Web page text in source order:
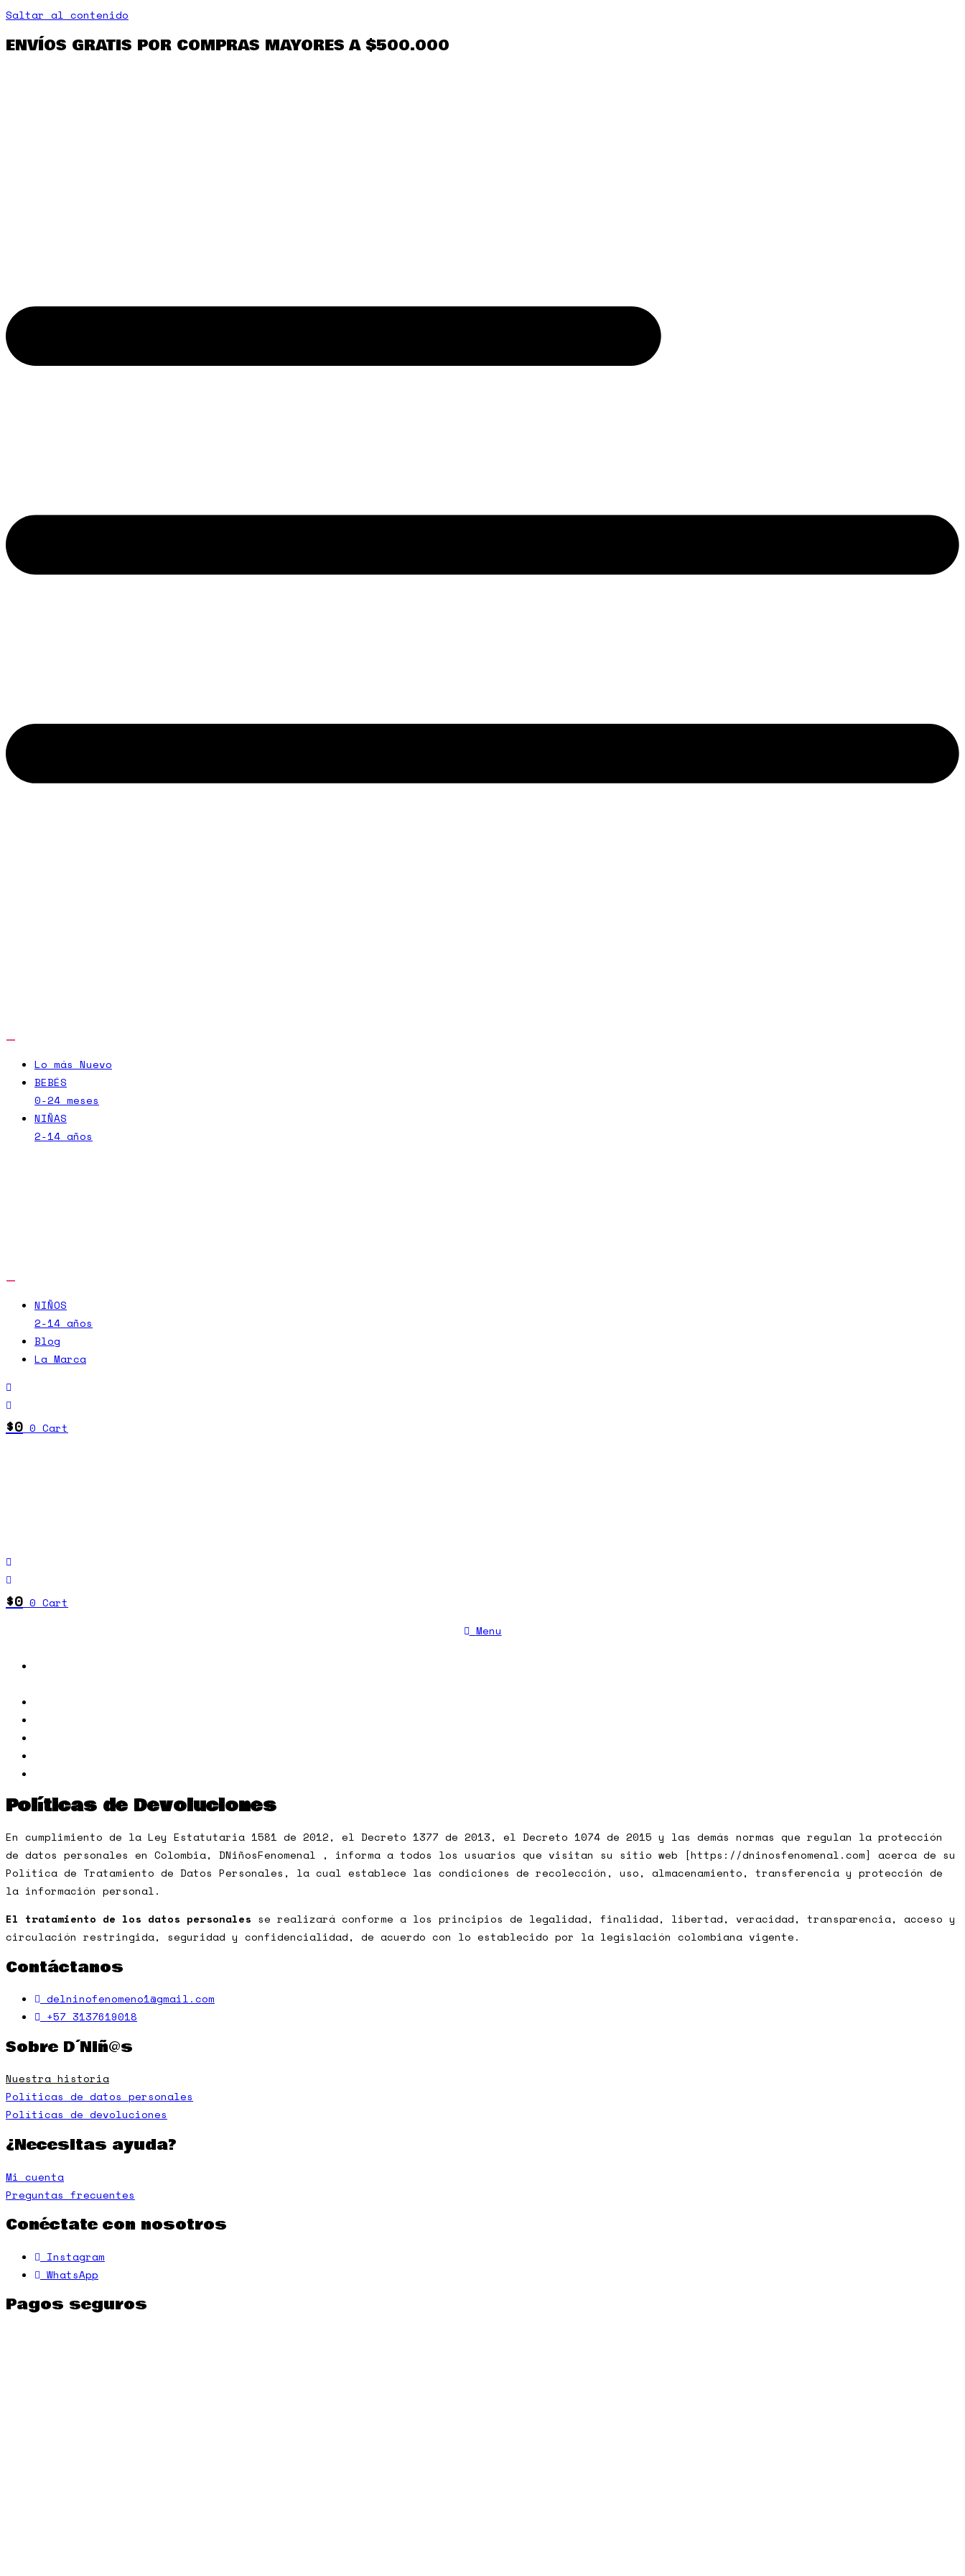
Saltar al contenido
ENVÍOS GRATIS POR COMPRAS MAYORES A $500.000
Lo más Nuevo
BEBÉS
0-24 meses
NIÑAS
2-14 años
NIÑOS
2-14 años
Blog
La Marca
$0 0 Cart
$0 0 Cart
Menu
Políticas de Devoluciones
En cumplimiento de la Ley Estatutaria 1581 de 2012, el Decreto 1377 de 2013, el Decreto 1074 de 2015 y las demás normas que regulan la protección
de datos personales en Colombia, DNiñosFenomenal , informa a todos los usuarios que visitan su sitio web [https://dninosfenomenal.com] acerca de su
Política de Tratamiento de Datos Personales, la cual establece las condiciones de recolección, uso, almacenamiento, transferencia y protección de
la información personal.
El tratamiento de los datos personales se realizará conforme a los principios de legalidad, finalidad, libertad, veracidad, transparencia, acceso y
circulación restringida, seguridad y confidencialidad, de acuerdo con lo establecido por la legislación colombiana vigente.
Contáctanos
delninofenomeno1@gmail.com
+57 3137619018
Sobre D´Niñ@s
Nuestra historia
Políticas de datos personales
Políticas de devoluciones
¿Necesitas ayuda?
Mi cuenta
Preguntas frecuentes
Conéctate con nosotros
Instagram
WhatsApp
Pagos seguros